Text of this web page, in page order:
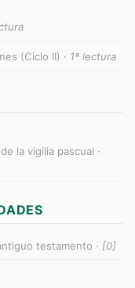
(Ciclo II) · 1ª lectura
la vigilia pascual ·
testamento · [0]